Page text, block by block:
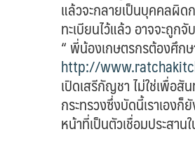
แล้วจะกลายเป็นบุคคลผิด
ทะเบียนไว้แล้ว อาจจะถูก
“ พี่น้องเกษตรกรต้องศึก
http://
เปิดเสรีกัญชา ไม่ใช่เพื่อสั
กระทรวงซึ่งบัดนี้เราเอง
หน้าที่เป็นตัวเชื่อมประสา